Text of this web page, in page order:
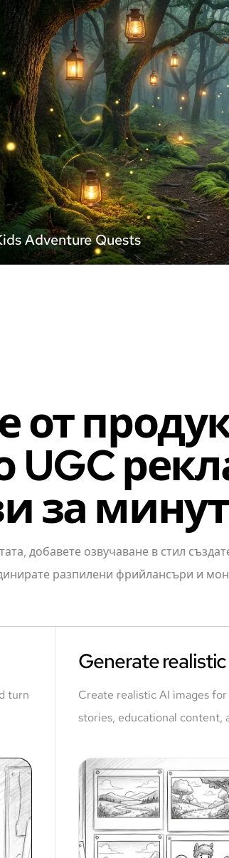
Adventure Quests
от
UGC
за
добавете озвучаване в стил
разпилени фрийлансъри и
turn
Generate
Create realistic AI images
stories, educational content,